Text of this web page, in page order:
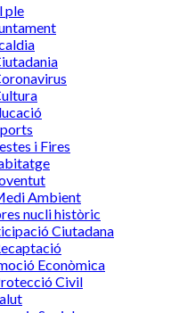
ple
i Fires
Ambient
nucli històric
Ciutadana
Econòmica
Civil